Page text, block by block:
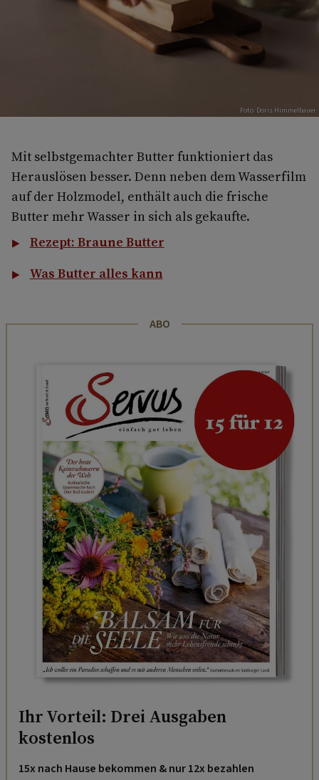
Foto: Doris Himmelbauer
Mit selbstgemachter Butter funktioniert das
Herauslösen besser. Denn neben dem Wasserfilm
auf der Holzmodel, enthält auch die frische
Butter mehr Wasser in sich als gekaufte.
Rezept: Braune Butter
Was Butter alles kann
ABO
Ihr Vorteil: Drei Ausgaben
kostenlos
15x nach Hause bekommen & nur 12x bezahlen